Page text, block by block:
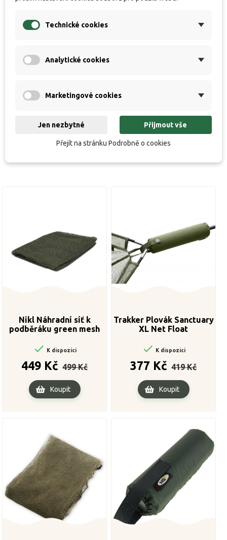
zašpinění se dají snadno opláchnout vodou, a díky
materiálu který byl použit jsou rychleschnoucí. Tahle
124x18 cm
Nikl Náhradní síť k
podběráku green mesh
 K dispozici
449 Kč
cena
499 Kč
Koupit
Trakker Plovák Sanctuary
XL Net Float
 K dispozici
377 Kč
cena
419 Kč
Koupit
Technické cookies
Analytické cookies
Marketingové cookies
Jen nezbytné Přijmout vše
Přejít na stránku Podrobně o cookies